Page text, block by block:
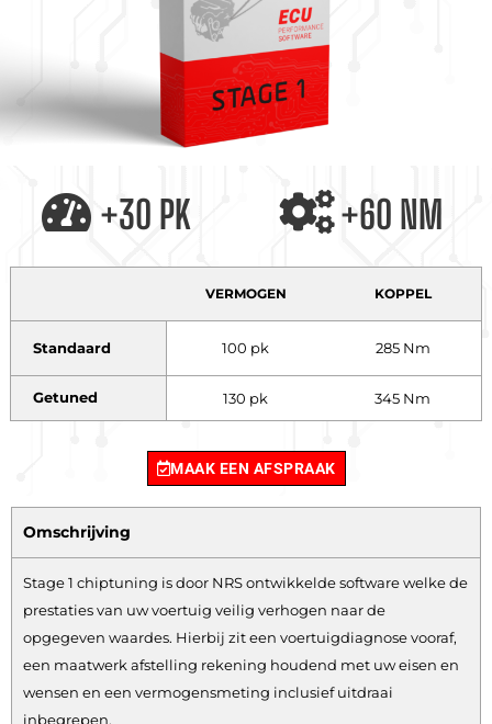
+30 PK +60 NM
VERMOGEN KOPPEL
Standaard 100 pk 285 Nm
Getuned 130 pk 345 Nm
MAAK EEN AFSPRAAK
Omschrijving
Stage 1 chiptuning is door NRS ontwikkelde software welke de
prestaties van uw voertuig veilig verhogen naar de
opgegeven waardes. Hierbij zit een voertuigdiagnose vooraf,
een maatwerk afstelling rekening houdend met uw eisen en
wensen en een vermogensmeting inclusief uitdraai
inbegrepen.